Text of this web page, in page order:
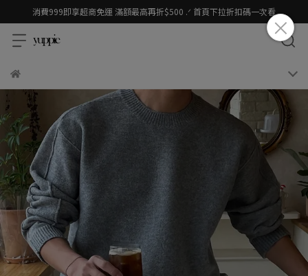
消費999即享超商免運 滿額最高再折$500 .ᐟ 首頁下拉折扣碼一次看